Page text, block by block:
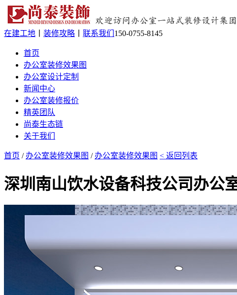
在建工地 装修攻略 联系我们 150-0755-8145
首页
办公室装修效果图
办公室设计定制
新闻中心
办公室装修报价
精英团队
尚泰生态链
关于我们
首页 / 办公室装修效果图 / 办公室装修效果图 < 返回列表
深圳南山饮水设备科技公司办公